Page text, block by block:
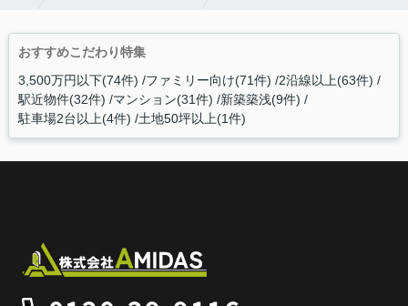
おすすめこだわり特集
3,500万円以下(74件) ファミリー向け(71件) 2沿線以上(63件)
駅近物件(32件) マンション(31件) 新築築浅(9件)
駐車場2台以上(4件) 土地50坪以上(1件)